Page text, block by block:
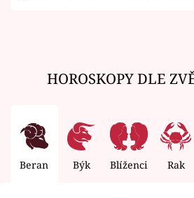
HOROSKOPY DLE
Beran Býk Blíženci Rak